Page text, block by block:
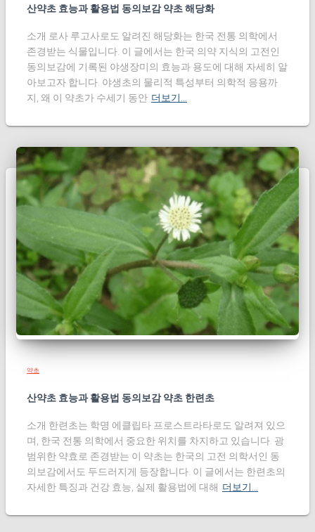
산약초 효능과 활용법 동의보감 약초 해당화
소개 로사 루고사로도 알려진 해당화는 한국 전통 의학에서
존경받는 식물입니다. 이 글에서는 한국 의약 지식의 고전인
동의보감에 기록된 야생장미의 효능과 용도에 대해 자세히 알
아보고자 합니다. 야생초의 물리적 특성부터 의학적 응용까
지, 왜 이 약초가 수세기 동안 더보기…
약초
산약초 효능과 활용법 동의보감 약초 한련초
소개 한련초는 학명 에클립타 프로스트라타로도 알려져 있으
며, 한국 전통 의학에서 중요한 위치를 차지하고 있습니다. 광
범위한 약효로 존경받는 이 약초는 한국의 고전 의학서인 동
의보감에서도 두드러지게 등장합니다. 이 글에서는 한련초의
자세한 특징과 건강 효능, 실제 활용법에 대해 더보기…